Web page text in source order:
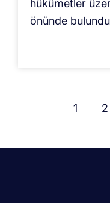
hükümetler
önünde
1 2